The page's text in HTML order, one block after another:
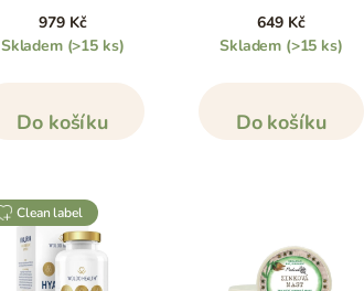
979 Kč
Skladem (>15 ks)
Do košíku
649 Kč
Skladem (>15 ks)
Do košíku
clean label